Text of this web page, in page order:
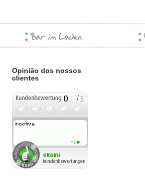
Opinião dos nossos
clientes